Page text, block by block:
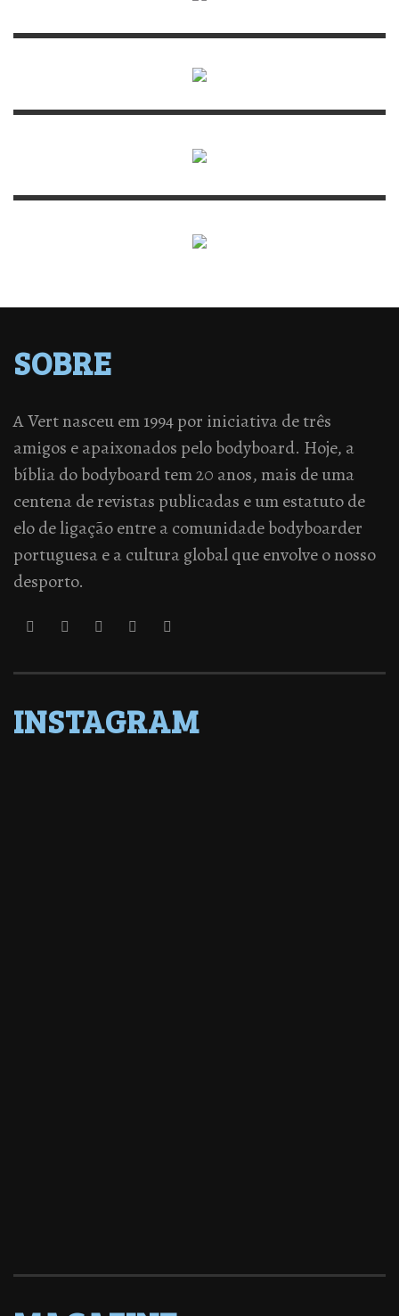
SOBRE
A Vert nasceu em 1994 por iniciativa de três
amigos e apaixonados pelo bodyboard. Hoje, a
bíblia do bodyboard tem 20 anos, mais de uma
centena de revistas publicadas e um estatuto de
elo de ligação entre a comunidade bodyboarder
portuguesa e a cultura global que envolve o nosso
desporto.
INSTAGRAM